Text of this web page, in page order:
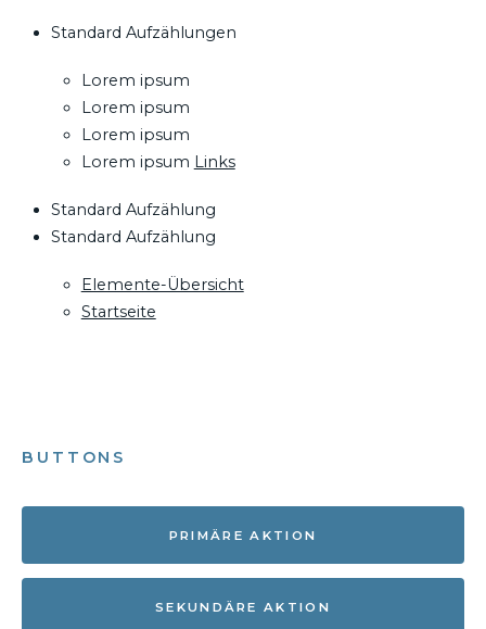
Standard Aufzählungen
Lorem ipsum
Lorem ipsum
Lorem ipsum
Lorem ipsum Links
Standard Aufzählung
Standard Aufzählung
Elemente-Übersicht
Startseite
BUTTONS
PRIMÄRE AKTION
SEKUNDÄRE AKTION